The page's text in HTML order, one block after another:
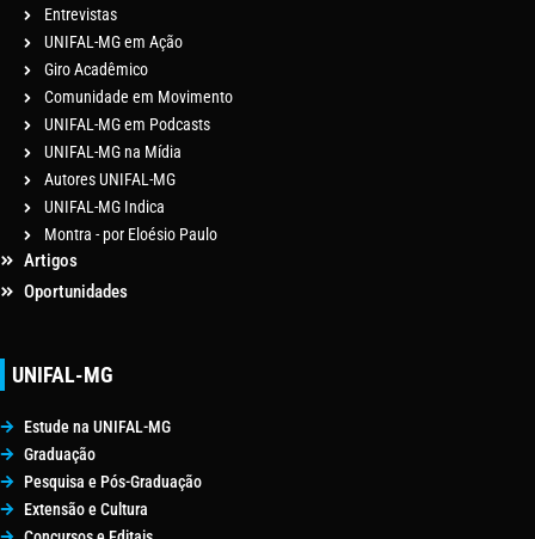
Entrevistas
UNIFAL-MG em Ação
Giro Acadêmico
Comunidade em Movimento
UNIFAL-MG em Podcasts
UNIFAL-MG na Mídia
Autores UNIFAL-MG
UNIFAL-MG Indica
Montra - por Eloésio Paulo
Artigos
Oportunidades
UNIFAL-MG
Estude na UNIFAL-MG
Graduação
Pesquisa e Pós-Graduação
Extensão e Cultura